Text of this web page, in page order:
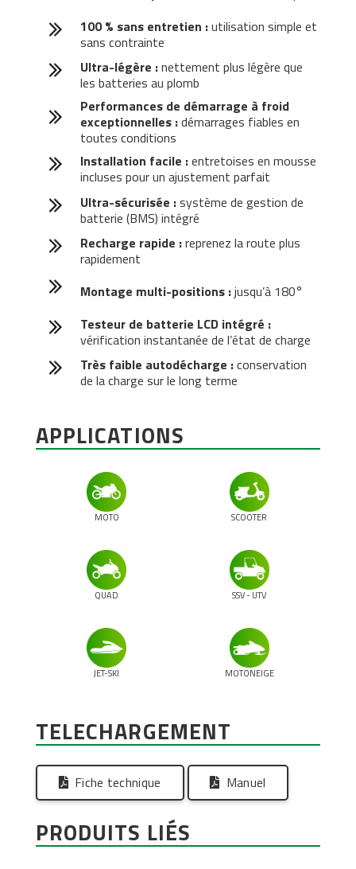
100 % sans entretien :utilisation simple et
sans contrainte
Ultra-légère :nettement plus légère que
les batteries au plomb
Performances de démarrage à froid
exceptionnelles :démarrages fiables en
toutes conditions
Installation facile :entretoises en mousse
incluses pour un ajustement parfait
Ultra-sécurisée :système de gestion de
batterie (BMS) intégré
Recharge rapide :reprenez la route plus
rapidement
Montage multi-positions :jusqu’à 180°
Testeur de batterie LCD intégré :
vérification instantanée de l’état de charge
Très faible autodécharge :conservation
de la charge sur le long terme
APPLICATIONS
MOTO SCOOTER
QUAD SSV - UTV
JET-SKI MOTONEIGE
TELECHARGEMENT
Fiche technique Manuel
PRODUITS LIÉS